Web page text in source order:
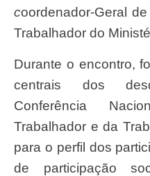
coordenador-Geral
Trabalhador do
Durante o encontro, foram debatidos aspectos
centrais dos
Conferência
Trabalhador e da
para o perfil dos
de participação